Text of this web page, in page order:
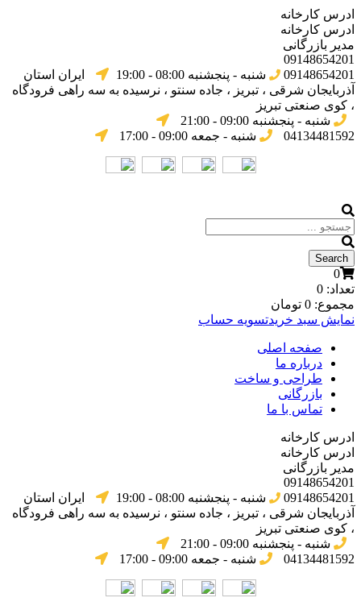
ادرس کارخانه
ادرس کارخانه
مدیر بازرگانی
09148654201
09148654201
شنبه - پنجشنبه 08:00 - 19:00
ایران استان
آذربایجان شرقی ، تبریز ، جاده سنتو ، نرسیده به سه راهی فرودگاه
، کوی صنعتی تبریز
شنبه - پنجشنبه 09:00 - 21:00
04134481592
شنبه - جمعه 09:00 - 17:00
0
تعداد: 0
مجموع: 0 تومان
نمایش سبد خریدتسویه حساب
صفحه اصلی
درباره ما
طراحی و ساخت
بازرگانی
تماس با ما
ادرس کارخانه
ادرس کارخانه
مدیر بازرگانی
09148654201
09148654201
شنبه - پنجشنبه 08:00 - 19:00
ایران استان
آذربایجان شرقی ، تبریز ، جاده سنتو ، نرسیده به سه راهی فرودگاه
، کوی صنعتی تبریز
شنبه - پنجشنبه 09:00 - 21:00
04134481592
شنبه - جمعه 09:00 - 17:00